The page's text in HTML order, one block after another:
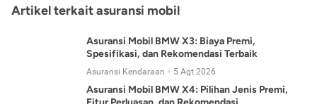
Artikel terkait asuransi mobil
Asuransi Mobil BMW X3: Biaya Premi,
Spesifikasi, dan Rekomendasi Terbaik
Asuransi Kendaraan 5 Agt 2026
Asuransi Mobil BMW X4: Pilihan Jenis Premi,